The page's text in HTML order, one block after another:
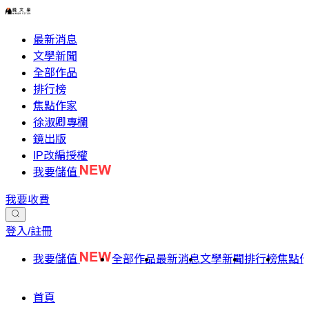
最新消息
文學新聞
全部作品
排行榜
焦點作家
徐淑卿專欄
鏡出版
IP改編授權
我要儲值
我要收費
登入/註冊
我要儲值 全部作品最新消息文學新聞排行榜焦點
首頁